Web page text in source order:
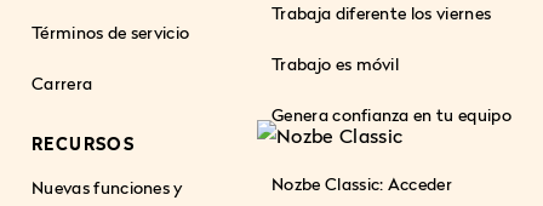
Términos de servicio
Carrera
Trabaja diferente los viernes
Trabajo es móvil
Genera confianza en tu equipo
RECURSOS
Nuevas funciones y
Nozbe Classic: Acceder